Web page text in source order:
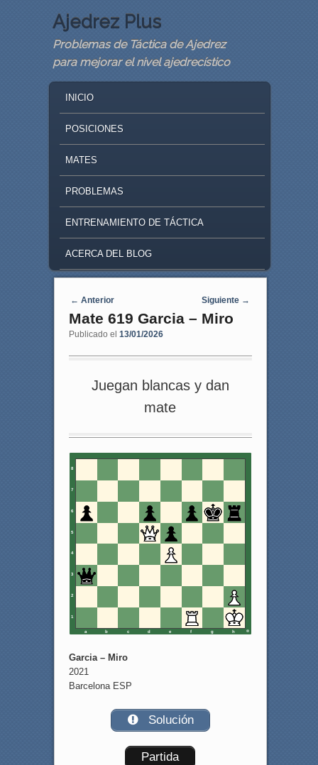
Ajedrez Plus
Problemas de Táctica de Ajedrez
para mejorar el nivel ajedrecístico
SKIP TO PRIMARY CONTENT
SKIP TO SECONDARY CONTENT
INICIO
POSICIONES
MATES
PROBLEMAS
ENTRENAMIENTO DE TÁCTICA
ACERCA DEL BLOG
Navegaci�n de entradas
← Anterior Siguiente →
Mate 619 Garcia – Miro
Publicado el 13/01/2026
Juegan blancas y dan
mate
8
7
6
5
4
3
2
1
a b c d e f g h
Garcia – Miro
2021
Barcelona ESP
Solución
Partida